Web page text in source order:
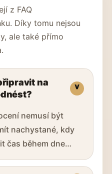
z FAQ
Díky tomu nejsou
ale také přímo
na
nemusí být
nachystané, kdy
čas během dne…